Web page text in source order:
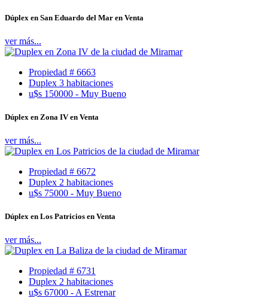
Dúplex en San Eduardo del Mar en Venta
ver más...
Propiedad # 6663
Duplex 3 habitaciones
u$s 150000 - Muy Bueno
Dúplex en Zona IV en Venta
ver más...
Propiedad # 6672
Duplex 2 habitaciones
u$s 75000 - Muy Bueno
Dúplex en Los Patricios en Venta
ver más...
Propiedad # 6731
Duplex 2 habitaciones
u$s 67000 - A Estrenar